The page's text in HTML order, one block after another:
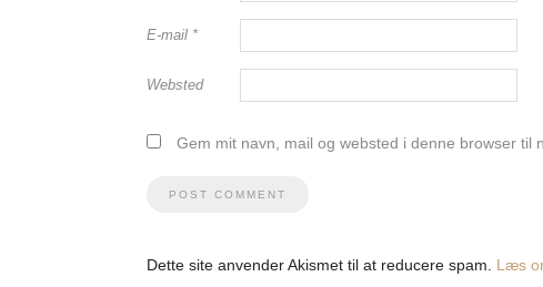
E-mail *
Websted
Gem mit navn, mail og websted i denne browser til
Dette site anvender Akismet til at reducere spam. Læs